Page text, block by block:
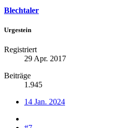
Blechtaler
Urgestein
Registriert
29 Apr. 2017
Beiträge
1.945
14 Jan. 2024